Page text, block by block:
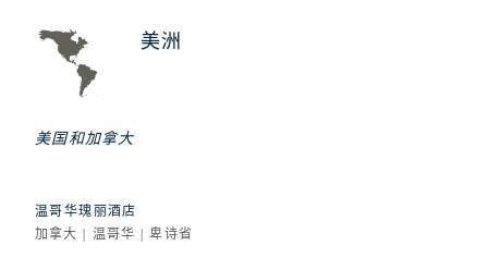
美洲
美国和加拿大
温哥华瑰丽酒店
加拿大 | 温哥华 | 卑诗省